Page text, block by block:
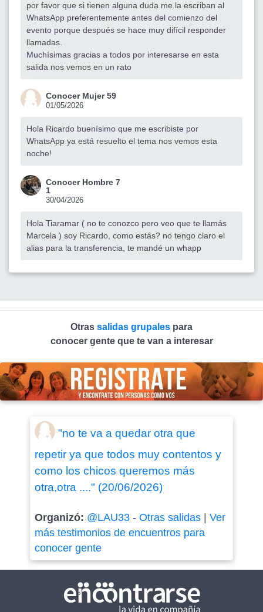
por favor que si tienen alguna duda me la escriban al
WhatsApp preferentemente antes del comienzo del
evento porque después se hace muy difícil responder
llamadas.
Muchísimas gracias a todos por interesarse en esta
salida nos vemos en un rato
Conocer Mujer 59
01/05/2026
Hola Ricardo buenísimo que me escribiste por
WhatsApp ya está resuelto el tema nos vemos esta
noche!
Conocer Hombre 7
1
30/04/2026
Hola Tiaramar ( no te conozco pero veo que te llamás
Marcela ) soy Ricardo, como estás? no tengo claro el
alias para la transferencia, te mandé un whapp
Otras salidas grupales para
conocer gente que te van a interesar
"no te va a quedar otra que
repetir ya que todos muy contentos y
como los chicos queremos más
otra,otra ...." (20/06/2026)
Organizó: @LAU33- Otras salidas| Ver
más testimonios de encuentros para
conocer gente